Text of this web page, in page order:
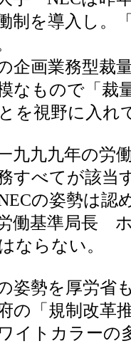
制を導入し。
企画業務型裁
なもので「裁
を視野に入れ
九九年の労
すべてが該当
の姿勢は認
働基準局長
ならない。
姿勢を厚労省
の「規制改革
イトカラーの